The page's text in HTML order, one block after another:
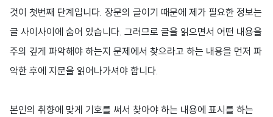
것이 첫번째 단계입니다. 장문의 글이기 때문에 제가 필요한 정보는
글 사이사이에 숨어 있습니다. 그러므로 글을 읽으면서 어떤 내용을
주의 깊게 파악해야 하는지 문제에서 찾으라고 하는 내용을 먼저 파
악한 후에 지문을 읽어나가셔야 합니다.
본인의 취향에 맞게 기호를 써서 찾아야 하는 내용에 표시를 하는